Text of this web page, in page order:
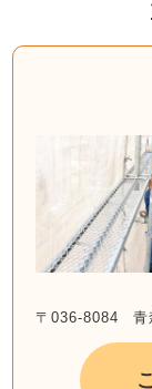
〒036-8084 青